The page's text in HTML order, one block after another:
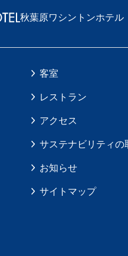
秋葉原ワシントンホテル
客室
レストラン
アクセス
サステナビリティの
お知らせ
サイトマップ